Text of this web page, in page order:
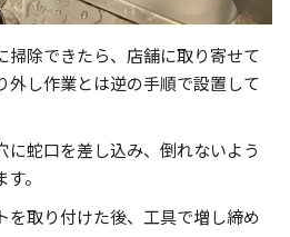
掃除できたら、店舗に取り寄せて
外し作業とは逆の手順で設置して
に蛇口を差し込み、倒れないよう
。
を取り付けた後、工具で増し締め